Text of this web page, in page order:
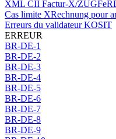
XML CII Factur-X/
Cas limite XRechnung pour
Erreurs du validateur KOSIT
ERREUR
BR-DE-1
BR-DE-2
BR-DE-3
BR-DE-4
BR-DE-5
BR-DE-6
BR-DE-7
BR-DE-8
BR-DE-9